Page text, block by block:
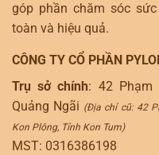
góp phần chăm sóc
toàn và hiệu quả.
CÔNG TY CỔ PHẦN
Trụ sở chính: 42 Phạm
Quảng Ngãi (Địa chỉ cũ: 42
Kon Plông, Tỉnh Kon Tum)
MST: 0316386198